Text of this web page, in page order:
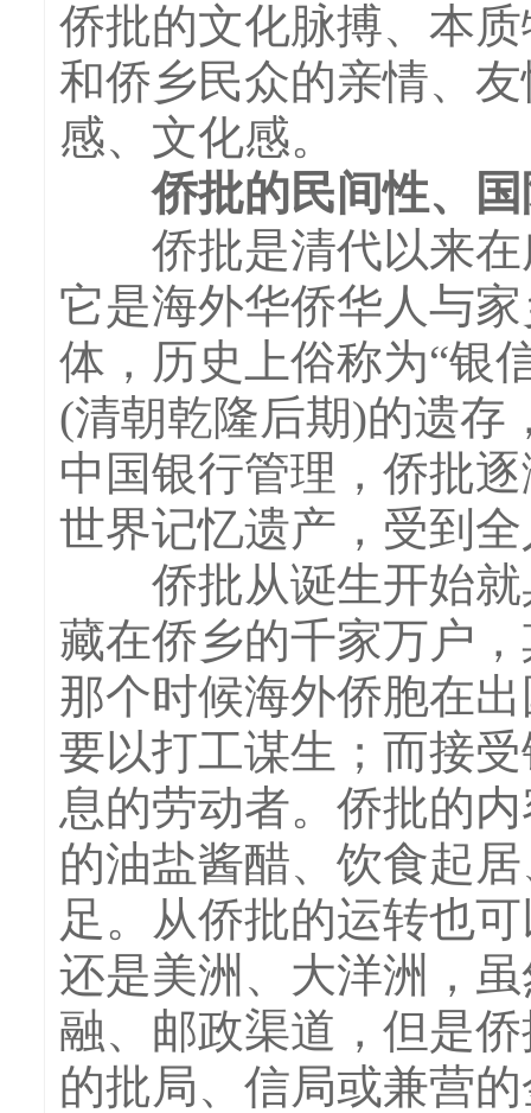
侨批的文化脉搏、本
和侨乡民众的亲情、
感、文化感。
侨批的民间性、国
侨批是清代以来在
它是海外华侨华人与
体，历史上俗称为“银
(清朝乾隆后期)的遗存
中国银行管理，侨批
世界记忆遗产，受到
侨批从诞生开始就
藏在侨乡的千家万户
那个时候海外侨胞在
要以打工谋生；而接
息的劳动者。侨批的
的油盐酱醋、饮食起
足。从侨批的运转也
还是美洲、大洋洲，
融、邮政渠道，但是
的批局、信局或兼营